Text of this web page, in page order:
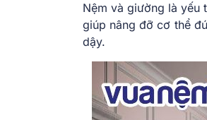
Nệm và giường là yếu
giúp nâng đỡ cơ thể
dậy.